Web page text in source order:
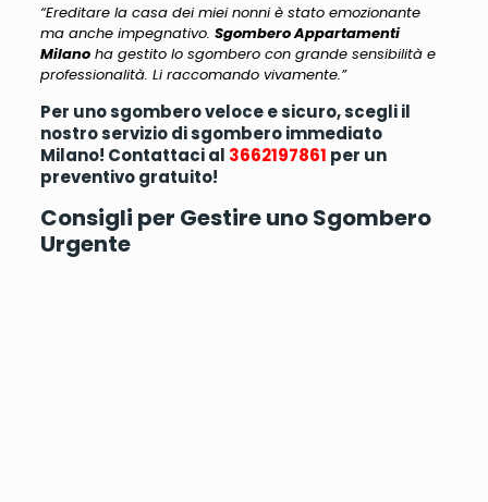
“Ereditare la casa dei miei nonni è stato emozionante
ma anche impegnativo. Sgombero Appartamenti
Milanoha gestito lo sgombero con grande sensibilità e
professionalità. Li raccomando vivamente.”
Per uno sgombero veloce e sicuro, scegli il
nostro servizio di sgombero immediato
Milano! Contattaci al 3662197861 per un
preventivo gratuito!
Consigli per Gestire uno Sgombero
Urgente